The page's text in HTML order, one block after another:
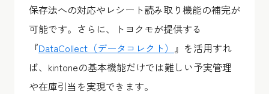
保存法への対応やレシート読み取り機能の補完が
可能です。さらに、トヨクモが提供する
『DataCollect（データコレクト） 』を活用すれ
ば、kintoneの基本機能だけでは難しい予実管理
や在庫引当を実現できます。